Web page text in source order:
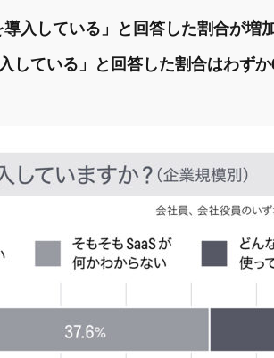
入している」と回答した割合が増
している」と回答した割合はわず